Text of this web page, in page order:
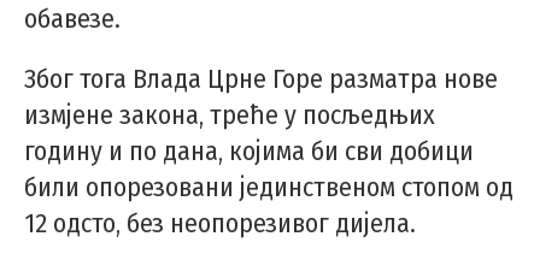
обавезе.
Због тога Влада Црне Горе разматра нове
измјене закона, треће у посљедњих
годину и по дана, којима би сви добици
били опорезовани јединственом стопом од
12 одсто, без неопорезивог дијела.